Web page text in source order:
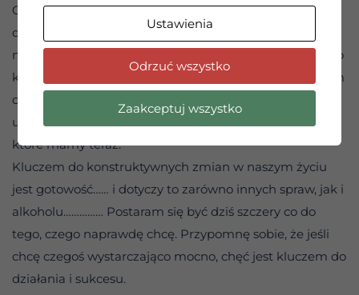
Często musimy znosić nieprzyjemne warunki tylko
dlatego, że nie chcemy ich zmienić wystarczająco
mocno. Na przykład, możemy nie lubić nieprzyjemnego
kaszlu i ryzyka związanego z paleniem, ale brakuje nam
chęci do rzucenia nałogu. Możemy rozmyślać nad
utraconymi szansami, ale nie chcieć wykorzystać tych,
które mamy teraz.
Kluczem do konstruktywnych zmian w naszym życiu
jest gotowość…… i dotyczy to zarówno innych spraw, jak i
alkoholu…………… Postaram się być dziś szczery co do
tego, czego naprawdę chcę. Przypomnę sobie, że jeśli
chcę czegoś wystarczająco mocno, chęć jest kluczem do
działania i sukcesu.
Ustawienia
Odrzuć wszystko
Zaakceptuj wszystko